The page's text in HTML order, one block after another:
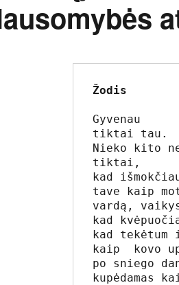
Žodis
Gyvenau
tiktai tau.
Nieko kito
tiktai,
kad
tave kaip
vardą,
kad
kad tekėtum
kaip  kovo
po sniego
kupėdamas